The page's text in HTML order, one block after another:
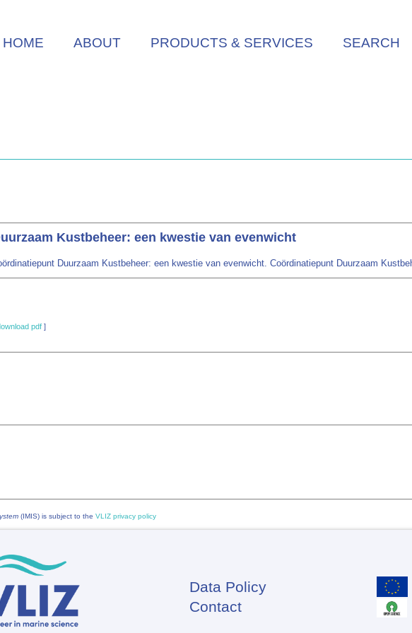
HOME ABOUT PRODUCTS & SERVICES SEARCH
Kustbeheer: een kwestie van evenwicht
Duurzaam Kustbeheer: een kwestie van evenwicht. Coördinatiepunt Duurzaam
pdf ]
(IMIS) is subject to the VLIZ privacy policy
Footer
Data Policy
Contact